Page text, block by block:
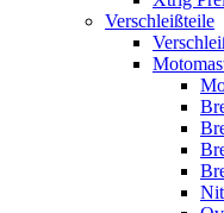
Verschleißteile